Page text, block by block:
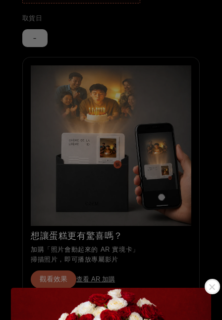
取貨日
-
想讓蛋糕更有驚喜嗎？
加購「照片會動起來的 AR 實境卡」
掃描照片，即可播放專屬影片
觀看效果 查看 AR 加購